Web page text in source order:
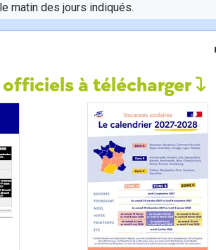
matin des jours indiqués.
à télécharger